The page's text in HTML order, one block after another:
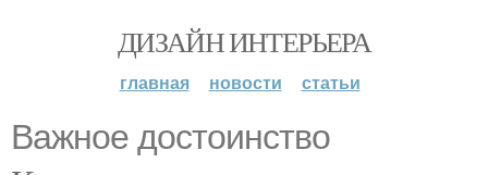
ДИЗАЙН ИНТЕРЬЕРА
главная новости статьи
Важное достоинство